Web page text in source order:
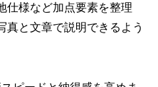
仕様など加点要素を整理
真と文章で説明できるよう